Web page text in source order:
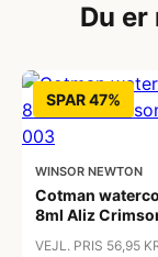
Du er
SPAR 47%
WINSOR NEWTON
Cotman
8ml Aliz
VEJL. PRIS 56,95